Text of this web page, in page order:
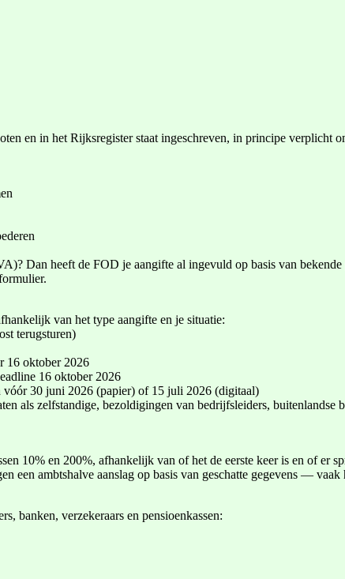
en in het Rijksregister staat ingeschreven, in principe verplicht
Dan heeft de FOD je aangifte al ingevuld op basis van
van het type aangifte en je situatie:
terugsturen)
16 oktober 2026
16 oktober 2026
30 juni 2026 (papier) of 15 juli 2026 (digitaal)
als zelfstandige, bezoldigingen van bedrijfsleiders,
10% en 200%, afhankelijk van of het de eerste keer is en of er
een ambtshalve aanslag op basis van geschatte gegevens —
banken, verzekeraars en pensioenkassen: